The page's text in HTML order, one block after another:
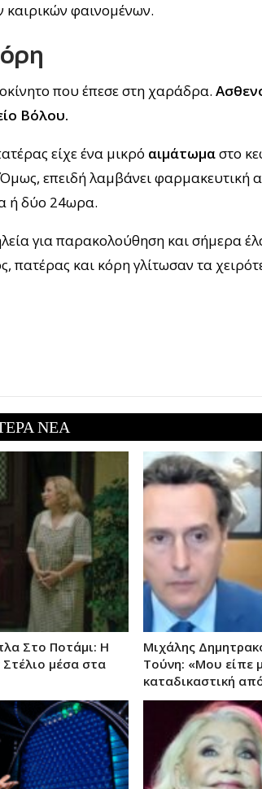
καιρικών φαινομένων.
που έπεσε στη χαράδρα.
Βόλου.
είχε ένα μικρό αιμάτωμαστο
επειδή λαμβάνει φαρμακευτική
ή δύο 24ωρα.
για παρακολούθηση και σήμερα
και κόρη γλίτωσαν τα
ΝΕΑ
Στο Ποτάμι: Η
μέσα στα
Μιχάλης
Τούνη: «Μου είπε
καταδικαστική